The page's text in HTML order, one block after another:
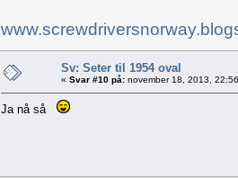
Sv: Seter til 1954 oval
« Svar #10 på: november 18, 2013,
Ja nå så